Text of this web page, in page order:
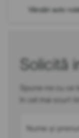
Vânzări auto
Solicită
Spune-ne cu
în cel mai scurt
Nume și